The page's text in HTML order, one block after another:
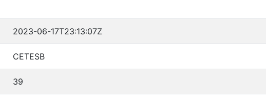
2023-06-17T23:13:07Z
CETESB
39